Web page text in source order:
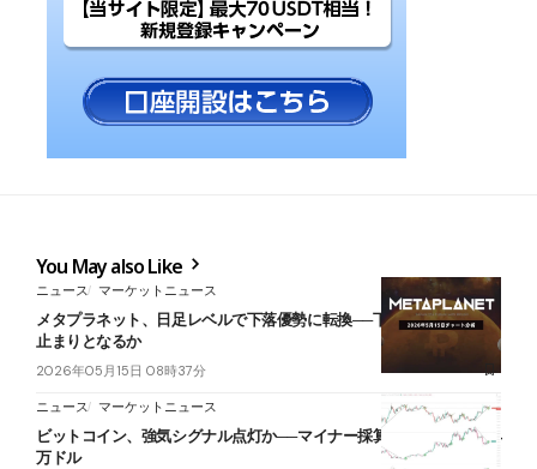
You May also Like
ニュース マーケットニュース
メタプラネット、日足レベルで下落優勢に転換──下部抵抗帯で下げ
止まりとなるか
2026年05月15日 08時37分
ニュース マーケットニュース
ビットコイン、強気シグナル点灯か──マイナー採算から見た底値は4
万ドル